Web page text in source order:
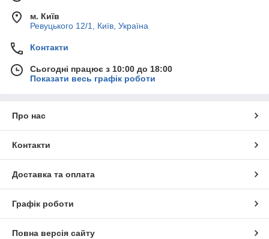
м. Київ
Ревуцького 12/1, Київ, Україна
Контакти
Сьогодні працює з 10:00 до 18:00
Показати весь графік роботи
Про нас
Контакти
Доставка та оплата
Графік роботи
Повна версія сайту